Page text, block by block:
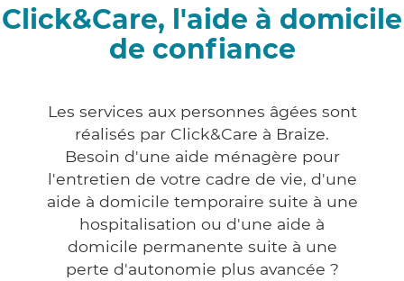
Click&Care, l'aide à domicile
de confiance
Les services aux personnes âgées sont
réalisés par Click&Care à Braize.
Besoin d'une aide ménagère pour
l'entretien de votre cadre de vie, d'une
aide à domicile temporaire suite à une
hospitalisation ou d'une aide à
domicile permanente suite à une
perte d'autonomie plus avancée ?